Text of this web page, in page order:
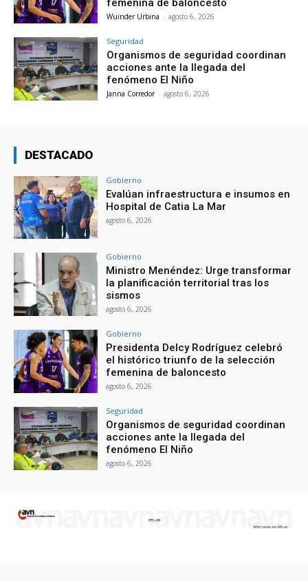
femenina de baloncesto
Wuinder Urbina - agosto 6, 2026
Seguridad
Organismos de seguridad coordinan
acciones ante la llegada del
fenómeno El Niño
Janna Corredor - agosto 6, 2026
DESTACADO
Gobierno
Evalúan infraestructura e insumos en
Hospital de Catia La Mar
agosto 6, 2026
Gobierno
Ministro Menéndez: Urge transformar
la planificación territorial tras los
sismos
agosto 6, 2026
Gobierno
Presidenta Delcy Rodríguez celebró
el histórico triunfo de la selección
femenina de baloncesto
agosto 6, 2026
Seguridad
Organismos de seguridad coordinan
acciones ante la llegada del
fenómeno El Niño
agosto 6, 2026